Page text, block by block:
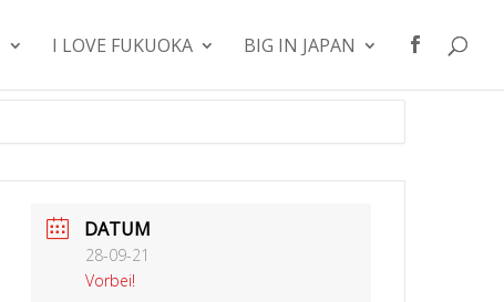
I LOVE FUKUOKA BIG IN JAPAN
DATUM
28-09-21
Vorbei!